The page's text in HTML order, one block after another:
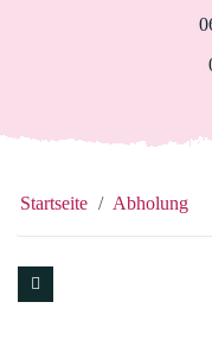
Startseite Abholung